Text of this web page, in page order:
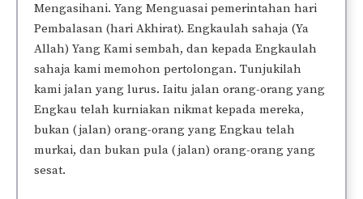
Mengasihani. Yang Menguasai pemerintahan hari
Pembalasan (hari Akhirat). Engkaulah sahaja (Ya
Allah) Yang Kami sembah, dan kepada Engkaulah
sahaja kami memohon pertolongan. Tunjukilah
kami jalan yang lurus. Iaitu jalan orang-orang yang
Engkau telah kurniakan nikmat kepada mereka,
bukan (jalan) orang-orang yang Engkau telah
murkai, dan bukan pula (jalan) orang-orang yang
sesat.